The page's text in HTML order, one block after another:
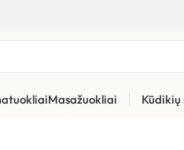
Masažuokliai Kūdikių
»